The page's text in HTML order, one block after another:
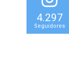
4.297
Seguidores